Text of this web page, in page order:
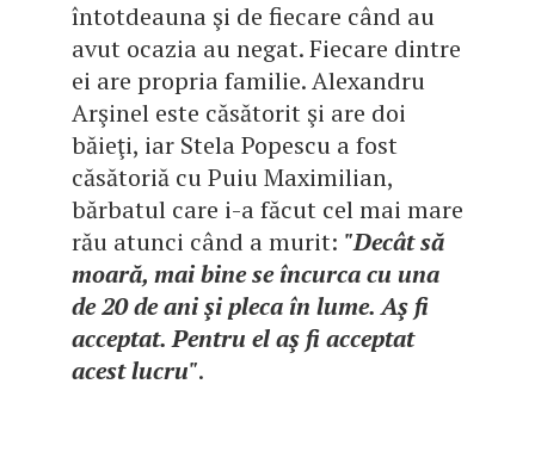
întotdeauna şi de fiecare când au
avut ocazia au negat. Fiecare dintre
ei are propria familie. Alexandru
Arşinel este căsătorit şi are doi
băieţi, iar Stela Popescu a fost
căsătoriă cu Puiu Maximilian,
bărbatul care i-a făcut cel mai mare
rău atunci când a murit: "Decât să
moară, mai bine se încurca cu una
de 20 de ani şi pleca în lume. Aş fi
acceptat. Pentru el aş fi acceptat
acest lucru".